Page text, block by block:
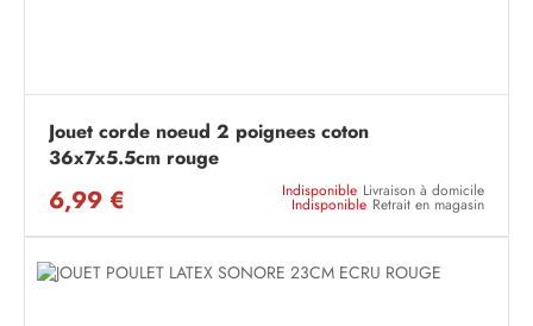
Jouet corde noeud 2 poignees coton
36x7x5.5cm rouge
6,99 € Indisponible Livraison à domicile
Indisponible Retrait en magasin